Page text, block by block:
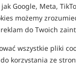
Google, Meta,
możemy
do Twoich
wszystkie pliki
korzystania ze